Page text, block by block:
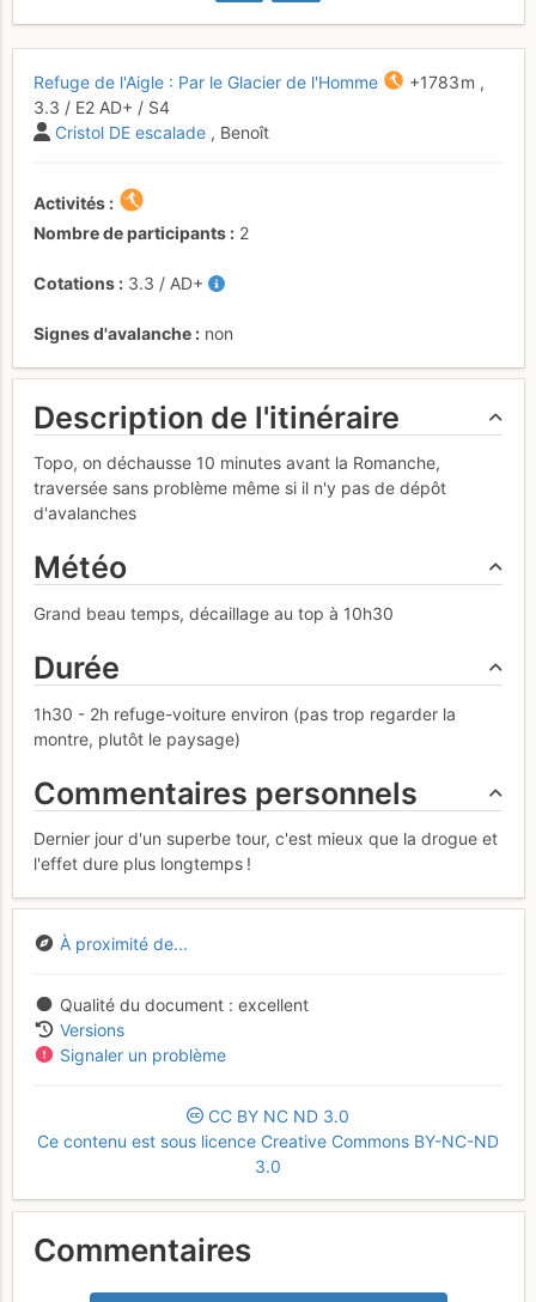
Refuge de l'Aigle : Par le Glacier de l'Homme +1783 m ,
3.3 / E2 AD+ / S4
Cristol DE escalade , Benoît
Activités
Nombre de participants
2
Cotations 3.3 / AD+
Signes d'avalanche non
Description de l'itinéraire
Topo, on déchausse 10 minutes avant la Romanche,
traversée sans problème même si il n'y pas de dépôt
d'avalanches
Météo
Grand beau temps, décaillage au top à 10h30
Durée
1h30 - 2h refuge-voiture environ (pas trop regarder la
montre, plutôt le paysage)
Commentaires personnels
Dernier jour d'un superbe tour, c'est mieux que la drogue et
l'effet dure plus longtemps !
À proximité de...
Qualité du document
excellent
Versions
Signaler un problème
CC BY NC ND 3.0
Ce contenu est sous licence Creative Commons BY-NC-ND
3.0
Commentaires